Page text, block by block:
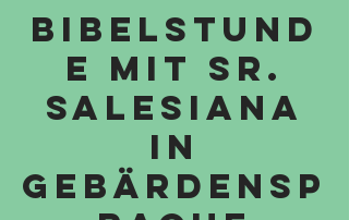
Bibelstund
e mit Sr.
Salesiana
in
Gebärdensp